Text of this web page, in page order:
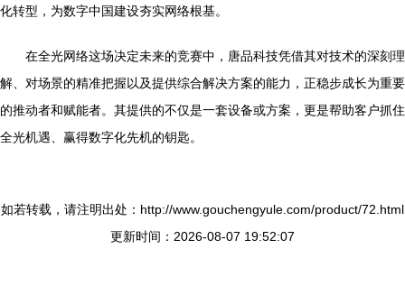
化转型，为数字中国建设夯实网络根基。
在全光网络这场决定未来的竞赛中，唐品科技凭借其对技术的深刻理
解、对场景的精准把握以及提供综合解决方案的能力，正稳步成长为重要
的推动者和赋能者。其提供的不仅是一套设备或方案，更是帮助客户抓住
全光机遇、赢得数字化先机的钥匙。
如若转载，请注明出处：http://www.gouchengyule.com/product/72.html
更新时间：2026-08-07 19:52:07